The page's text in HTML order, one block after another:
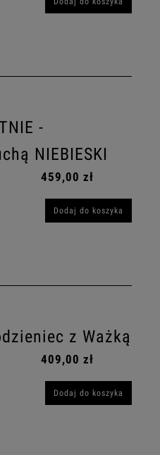
-
NIEBIESKI
459,00 zł
Dodaj do koszyka
z Ważką
409,00 zł
Dodaj do koszyka